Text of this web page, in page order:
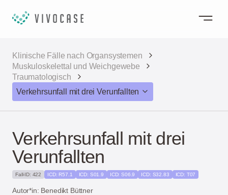
Klinische Fälle nach Organsystemen
Muskuloskelettal und Weichgewebe
Traumatologisch
Verkehrsunfall mit drei Verunfallten
Verkehrsunfall mit drei
Verunfallten
Fall-ID: 422 ICD: R57.1 ICD: S01.9 ICD: S06.9 ICD: S32.83 ICD: T07
Autor*in: Benedikt Büttner